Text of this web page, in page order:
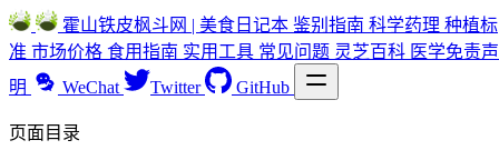
霍山铁皮枫斗网 | 美食日记本 鉴别指南 科学药理 种植标
准 市场价格 食用指南 实用工具 常见问题 灵芝百科 医学免责声
明
WeChat Twitter GitHub
页面目录